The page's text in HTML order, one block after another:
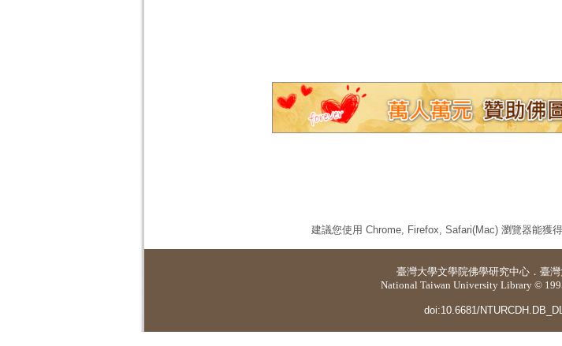
建議您使用 Chrome, Firefox, Safari(Mac) 瀏覽器能獲
臺灣大學文學院佛學研究中心 ． 臺
National Taiwan University Library ©
doi:10.6681/